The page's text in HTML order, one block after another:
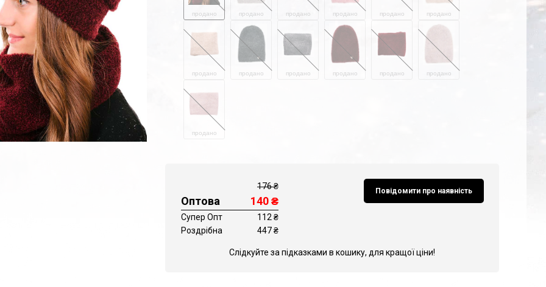
продано продано продано продано продано продано
продано продано продано продано продано продано
продано
Повідомити про наявність
176₴
Оптова 140₴
Супер Опт
112 ₴
Роздрібна
447₴
Слідкуйте за підказками в кошику, для кращої ціни!